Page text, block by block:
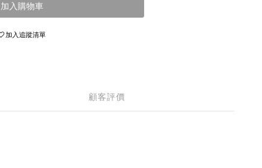
加入購物車
加入追蹤清單
顧客評價